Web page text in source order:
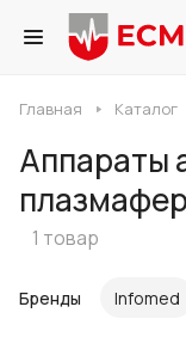
Главная Каталог
Аппараты
1 товар
Бренды Infomed